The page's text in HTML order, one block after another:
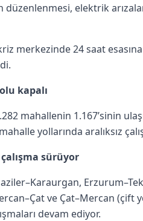
elektrik
merkezinde 24 saat
kapalı
mahallenin 1.167’sinin
yollarında aralıksız
sürüyor
ve Çat–Mercan (çift
devam ediyor.